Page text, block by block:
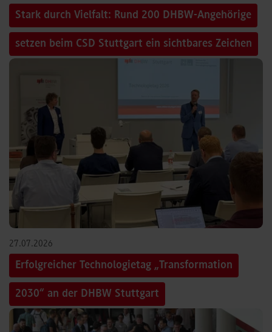
Stark durch Vielfalt: Rund 200 DHBW-Angehörige
setzen beim CSD Stuttgart ein sichtbares Zeichen
27.07.2026
Erfolgreicher Technologietag „Transformation
2030“ an der DHBW Stuttgart